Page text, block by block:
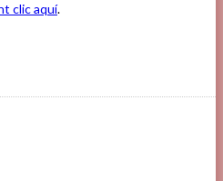
clic aquí.